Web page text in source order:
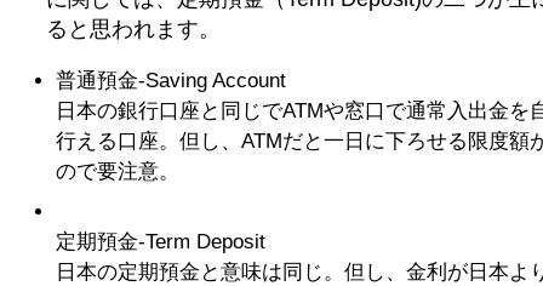
ると思われます。
普通預金-Saving Account
日本の銀行口座と同じでATMや窓口で通常入出金を
行える口座。但し、ATMだと一日に下ろせる限度額
ので要注意。
定期預金-Term Deposit
日本の定期預金と意味は同じ。但し、金利が日本よ